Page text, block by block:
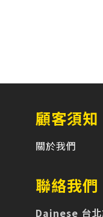
顧客須知
關於我們
聯絡我們
Dainese 台北